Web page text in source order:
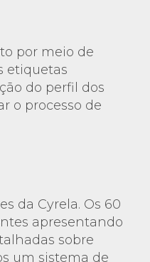
por meio de
etiquetas
do perfil dos
o processo de
da Cyrela. Os 60
apresentando
sobre
um sistema de